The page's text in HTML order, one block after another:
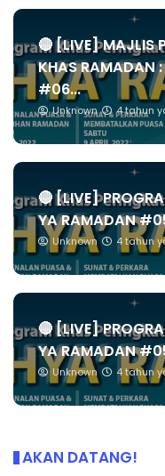
🔴 [LIVE] MAJLIS
KHAS RAMADAN
#06...
Unknown 4 tahun
🔴 [LIVE]
YA RAMADAN
Unknown 4 tahun
🔴 [LIVE]
YA RAMADAN
Unknown 4 tahun
AKAN DATANG!